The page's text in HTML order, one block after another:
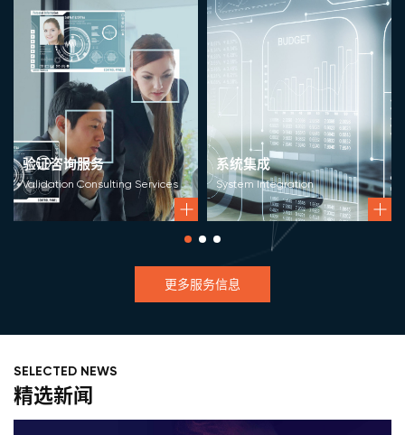
验证咨询服务
Validation Consulting Services
系统集成
System Integration
更多服务信息
SELECTED NEWS
精选新闻